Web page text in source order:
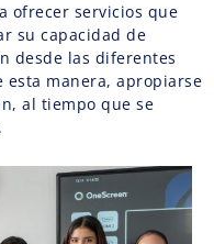
ofrecer servicios que
su capacidad de
desde las diferentes
manera, apropiarse
al tiempo que se